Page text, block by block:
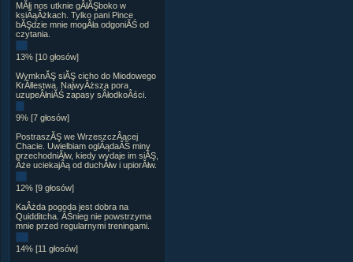
MĂłj nos utknie gÂłĂŞboko w
ksiÂąÂżkach. Tylko pani Pince
bĂŞdzie mnie mogÂła odgoniĂŚ od
czytania.
13% [10 głosów]
WymknĂŞ siĂŞ cicho do Miodowego
KrĂłlestwa. NajwyÂższa pora
uzupeÂłniĂŚ zapasy sÂłodkoÂści.
9% [7 głosów]
PostraszĂŞ we WrzeszczÂącej
Chacie. Uwielbiam oglÂądaĂŚ miny
przechodniĂłw, kiedy wydaje im siĂŞ,
Âże uciekajÂą od duchĂłw i upiorĂłw.
12% [9 głosów]
KaÂżda pogoda jest dobra na
Quidditcha. ÂŚnieg nie powstrzyma
mnie przed regularnymi treningami.
14% [11 głosów]